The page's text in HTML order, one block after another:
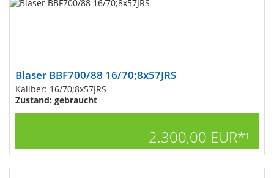
Blaser BBF700/88 16/70;8x57JRS
Kaliber: 16/70;8x57JRS
Zustand: gebraucht
2.300,00 EUR*1